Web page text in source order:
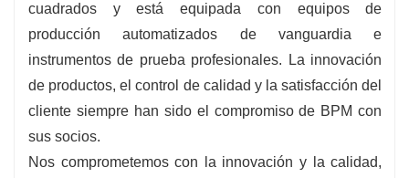
cuadrados y está equipada con equipos de
producción automatizados de vanguardia e
instrumentos de prueba profesionales. La innovación
de productos, el control de calidad y la satisfacción del
cliente siempre han sido el compromiso de BPM con
sus socios.
Nos comprometemos con la innovación y la calidad,